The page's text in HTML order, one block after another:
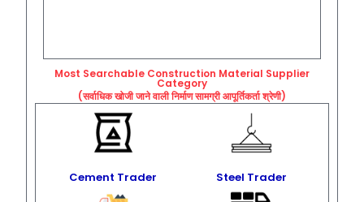
Most Searchable Construction Material Supplier
Category
(सर्वाधिक खोजी जाने वाली निर्माण सामग्री आपूर्तिकर्ता श्रेणी)
Cement Trader Steel Trader